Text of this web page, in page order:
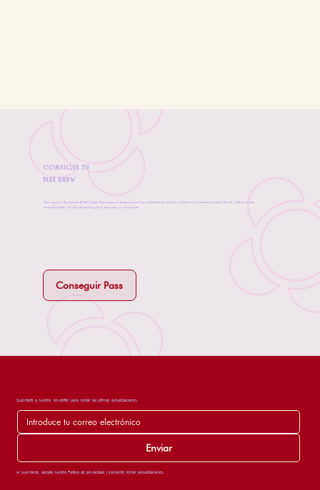
CONSIGUE TU
PASE BHBW
Consigue tu Pasaporte BHBW físico. Desbloquea acceso exclusivo a cócteles de edición limitada a un precio especial fijo de 12 €, eventos
seleccionados y el icónico closing party, todo con un solo pase.
Conseguir Pass
Suscríbete a nuestra newsletter para recibir las últimas actualizaciones.
Enviar
Al suscribirse, acepta nuestra Política de privacidad y consiente recibir actualizaciones.